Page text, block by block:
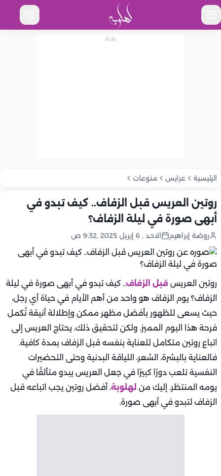
الرئيسية عرايس منوعات
روتين العريس قبل الزفاف.. كيف تبدو في
أبهى صورة في ليلة الزفاف؟
روضة إبراهيم الاحد , 6 إبريل 2025 ,9:32 ص
روتين العريس قبل الزفاف.. كيف تبدو في أبهى صورة في ليلة
الزفاف؟ يوم الزفاف هو واحد من أهم الأيام في حياة أي رجل،
حيث يسعى للظهور بأفضل مظهر ممكن وإطلالة أنيقة تُكمل
فرحة هذا اليوم المميز. ولكن لتحقيق ذلك، يحتاج العريس إلى
اتباع روتين متكامل للعناية بنفسه قبل الزفاف بمدة كافية.
فالعناية بالبشرة، الشعر، اللياقة البدنية وحتى التحضيرات
النفسية تلعب دورًا كبيرًا في جعل العريس يبدو متألقًا في
يومه المنتظر. إليك من لهلوبة، أفضل روتين يجب اتباعه قبل
الزفاف لتبدو في أبهى صورة.